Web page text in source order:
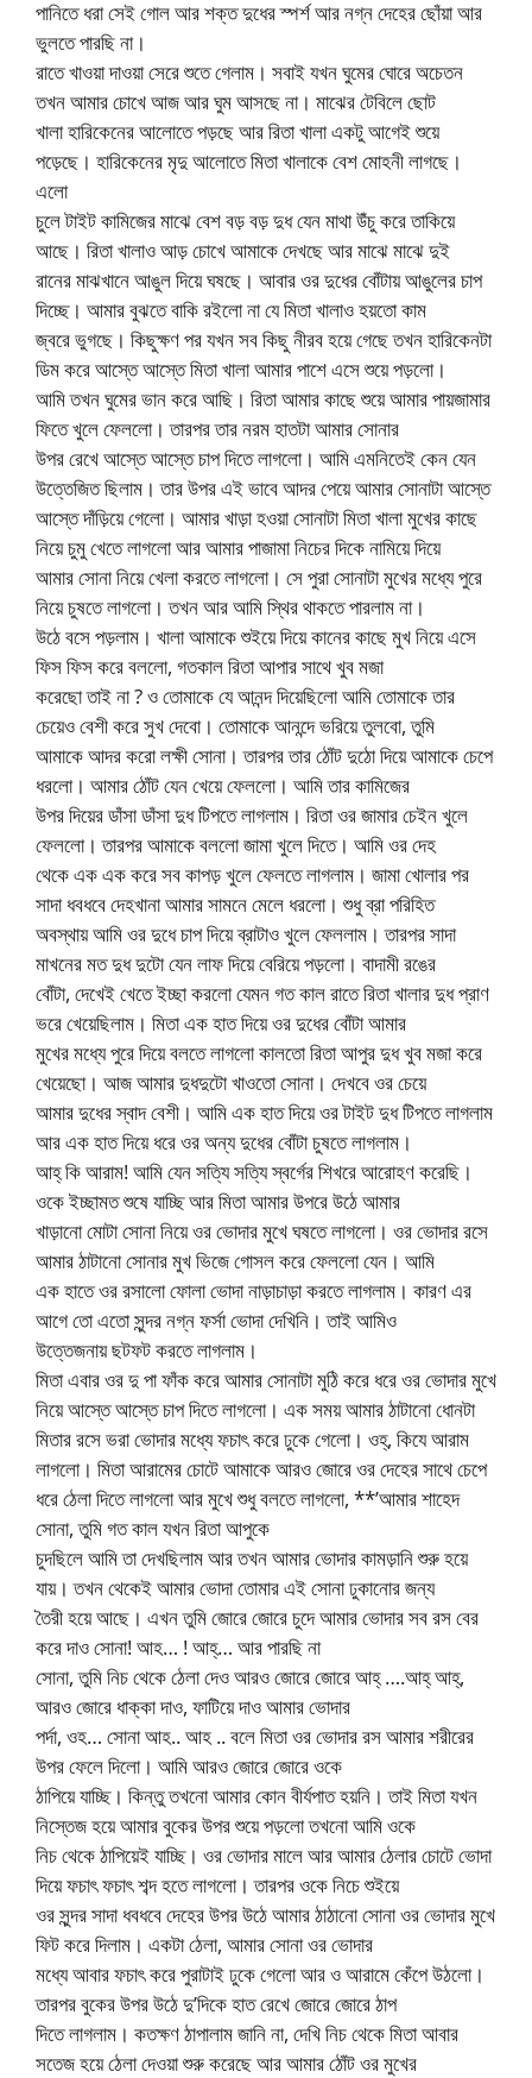
পানিতে ধরা সেই গোল আর শক্ত দুধের স্পর্শ আর নগ্ন দেহের ছোঁয়া আর
ভুলতে পারছি না।
রাতে খাওয়া দাওয়া সেরে শুতে গেলাম। সবাই যখন ঘুমের ঘোরে অচেতন
তখন আমার চোখে আজ আর ঘুম আসছে না। মাঝের টেবিলে ছোট
খালা হারিকেনের আলোতে পড়ছে আর রিতা খালা একটু আগেই শুয়ে
পড়েছে। হারিকেনের মৃদু আলোতে মিতা খালাকে বেশ মোহনী লাগছে।
এলো
চুলে টাইট কামিজের মাঝে বেশ বড় বড় দুধ যেন মাথা উঁচু করে তাকিয়ে
আছে। রিতা খালাও আড় চোখে আমাকে দেখছে আর মাঝে মাঝে দুই
রানের মাঝখানে আঙুল দিয়ে ঘষছে। আবার ওর দুধের বোঁটায় আঙুলের চাপ
দিচ্ছে। আমার বুঝতে বাকি রইলো না যে মিতা খালাও হয়তো কাম
জ্বরে ভুগছে। কিছুক্ষণ পর যখন সব কিছু নীরব হয়ে গেছে তখন হারিকেনটা
ডিম করে আস্তে আস্তে মিতা খালা আমার পাশে এসে শুয়ে পড়লো।
আমি তখন ঘুমের ভান করে আছি। রিতা আমার কাছে শুয়ে আমার পায়জামার
ফিতে খুলে ফেললো। তারপর তার নরম হাতটা আমার সোনার
উপর রেখে আস্তে আস্তে চাপ দিতে লাগলো। আমি এমনিতেই কেন যেন
উত্তেজিত ছিলাম। তার উপর এই ভাবে আদর পেয়ে আমার সোনাটা আস্তে
আস্তে দাঁড়িয়ে গেলো। আমার খাড়া হওয়া সোনাটা মিতা খালা মুখের কাছে
নিয়ে চুমু খেতে লাগলো আর আমার পাজামা নিচের দিকে নামিয়ে দিয়ে
আমার সোনা নিয়ে খেলা করতে লাগলো। সে পুরা সোনাটা মুখের মধ্যে পুরে
নিয়ে চুষতে লাগলো। তখন আর আমি স্থির থাকতে পারলাম না।
উঠে বসে পড়লাম। খালা আমাকে শুইয়ে দিয়ে কানের কাছে মুখ নিয়ে এসে
ফিস ফিস করে বললো, গতকাল রিতা আপার সাথে খুব মজা
করেছো তাই না ? ও তোমাকে যে আনন্দ দিয়েছিলো আমি তোমাকে তার
চেয়েও বেশী করে সুখ দেবো। তোমাকে আনন্দে ভরিয়ে তুলবো, তুমি
আমাকে আদর করো লক্ষী সোনা। তারপর তার ঠোঁট দুঠো দিয়ে আমাকে চেপে
ধরলো। আমার ঠোঁট যেন খেয়ে ফেললো। আমি তার কামিজের
উপর দিয়ের ডাঁসা ডাঁসা দুধ টিপতে লাগলাম। রিতা ওর জামার চেইন খুলে
ফেললো। তারপর আমাকে বললো জামা খুলে দিতে। আমি ওর দেহ
থেকে এক এক করে সব কাপড় খুলে ফেলতে লাগলাম। জামা খোলার পর
সাদা ধবধবে দেহখানা আমার সামনে মেলে ধরলো। শুধু ব্রা পরিহিত
অবস্থায় আমি ওর দুধে চাপ দিয়ে ব্রাটাও খুলে ফেললাম। তারপর সাদা
মাখনের মত দুধ দুটো যেন লাফ দিয়ে বেরিয়ে পড়লো। বাদামী রঙের
বোঁটা, দেখেই খেতে ইচ্ছা করলো যেমন গত কাল রাতে রিতা খালার দুধ প্রাণ
ভরে খেয়েছিলাম। মিতা এক হাত দিয়ে ওর দুধের বোঁটা আমার
মুখের মধ্যে পুরে দিয়ে বলতে লাগলো কালতো রিতা আপুর দুধ খুব মজা করে
খেয়েছো। আজ আমার দুধদুটো খাওতো সোনা। দেখবে ওর চেয়ে
আমার দুধের স্বাদ বেশী। আমি এক হাত দিয়ে ওর টাইট দুধ টিপতে লাগলাম
আর এক হাত দিয়ে ধরে ওর অন্য দুধের বোঁটা চুষতে লাগলাম।
আহ্ কি আরাম! আমি যেন সত্যি সত্যি স্বর্গের শিখরে আরোহণ করেছি।
ওকে ইচ্ছামত শুষে যাচ্ছি আর মিতা আমার উপরে উঠে আমার
খাড়ানো মোটা সোনা নিয়ে ওর ভোদার মুখে ঘষতে লাগলো। ওর ভোদার রসে
আমার ঠাটানো সোনার মুখ ভিজে গোসল করে ফেললো যেন। আমি
এক হাতে ওর রসালো ফোলা ভোদা নাড়াচাড়া করতে লাগলাম। কারণ এর
আগে তো এতো সুন্দর নগ্ন ফর্সা ভোদা দেখিনি। তাই আমিও
উত্তেজনায় ছটফট করতে লাগলাম।
মিতা এবার ওর দু পা ফাঁক করে আমার সোনাটা মুঠি করে ধরে ওর ভোদার মুখে
নিয়ে আস্তে আস্তে চাপ দিতে লাগলো। এক সময় আমার ঠাটানো ধোনটা
মিতার রসে ভরা ভোদার মধ্যে ফচাৎ করে ঢুকে গেলো। ওহ্, কিযে আরাম
লাগলো। মিতা আরামের চোটে আমাকে আরও জোরে ওর দেহের সাথে চেপে
ধরে ঠেলা দিতে লাগলো আর মুখে শুধু বলতে লাগলো, **’আমার শাহেদ
সোনা, তুমি গত কাল যখন রিতা আপুকে
চুদছিলে আমি তা দেখছিলাম আর তখন আমার ভোদার কামড়ানি শুরু হয়ে
যায়। তখন থেকেই আমার ভোদা তোমার এই সোনা ঢুকানোর জন্য
তৈরী হয়ে আছে। এখন তুমি জোরে জোরে চুদে আমার ভোদার সব রস বের
করে দাও সোনা! আহ… ! আহ্… আর পারছি না
সোনা, তুমি নিচ থেকে ঠেলা দেও আরও জোরে জোরে আহ্ ….আহ্ আহ্,
আরও জোরে ধাক্কা দাও, ফাটিয়ে দাও আমার ভোদার
পর্দা, ওহ… সোনা আহ.. আহ .. বলে মিতা ওর ভোদার রস আমার শরীরের
উপর ফেলে দিলো। আমি আরও জোরে জোরে ওকে
ঠাপিয়ে যাচ্ছি। কিন্তু তখনো আমার কোন বীর্যপাত হয়নি। তাই মিতা যখন
নিস্তেজ হয়ে আমার বুকের উপর শুয়ে পড়লো তখনো আমি ওকে
নিচ থেকে ঠাপিয়েই যাচ্ছি। ওর ভোদার মালে আর আমার ঠেলার চোটে ভোদা
দিয়ে ফচাৎ ফচাৎ শব্দ হতে লাগলো। তারপর ওকে নিচে শুইয়ে
ওর সুন্দর সাদা ধবধবে দেহের উপর উঠে আমার ঠাঠানো সোনা ওর ভোদার মুখে
ফিট করে দিলাম। একটা ঠেলা, আমার সোনা ওর ভোদার
মধ্যে আবার ফচাৎ করে পুরাটাই ঢুকে গেলো আর ও আরামে কেঁপে উঠলো।
তারপর বুকের উপর উঠে দু’দিকে হাত রেখে জোরে জোরে ঠাপ
দিতে লাগলাম। কতক্ষণ ঠাপালাম জানি না, দেখি নিচ থেকে মিতা আবার
সতেজ হয়ে ঠেলা দেওয়া শুরু করেছে আর আমার ঠোঁট ওর মুখের